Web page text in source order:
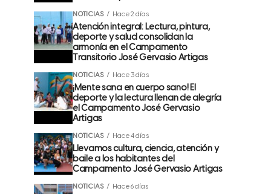
NOTICIAS Hace 2 días
Atención integral: Lectura, pintura,
deporte y salud consolidan la
armonía en el Campamento
Transitorio José Gervasio Artigas
NOTICIAS Hace 3 días
¡Mente sana en cuerpo sano! El
deporte y la lectura llenan de alegría
el Campamento José Gervasio
Artigas
NOTICIAS Hace 4 días
Llevamos cultura, ciencia, atención y
baile a los habitantes del
Campamento José Gervasio Artigas
NOTICIAS Hace 6 días